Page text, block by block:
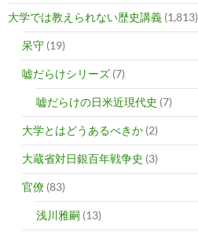
大学では教えられない歴史講義 (1,813)
呆守 (19)
嘘だらけシリーズ (7)
嘘だらけの日米近現代史 (7)
大学とはどうあるべきか (2)
大蔵省対日銀百年戦争史 (3)
官僚 (83)
浅川雅嗣 (13)